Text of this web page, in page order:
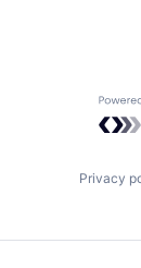
Privacy